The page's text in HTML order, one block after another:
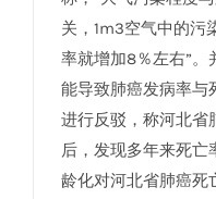
关，1m­­­3空气中的污
率就增加8％左右”。
能导致肺癌发病率与
进行反驳，称河北省
后，发现多年来死
龄化对河北省肺癌死